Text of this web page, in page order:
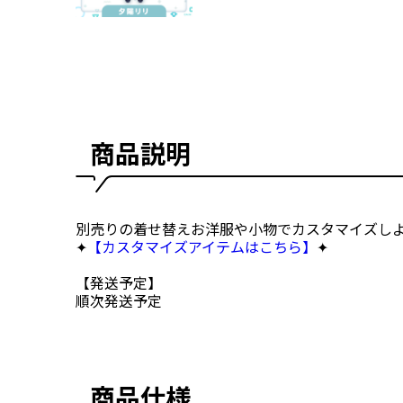
商品説明
別売りの着せ替えお洋服や小物でカスタマイズし
✦ 【カスタマイズアイテムはこちら】 ✦
【発送予定】
順次発送予定